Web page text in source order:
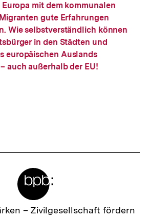
mit dem kommunalen
gute Erfahrungen
Wie selbstverständlich können
in den Städten und
europäischen Auslands
auch außerhalb der EU!
– Zivilgesellschaft fördern